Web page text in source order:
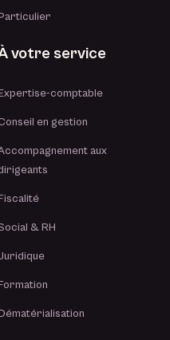
votre service
comptable
en gestion
aux
& RH